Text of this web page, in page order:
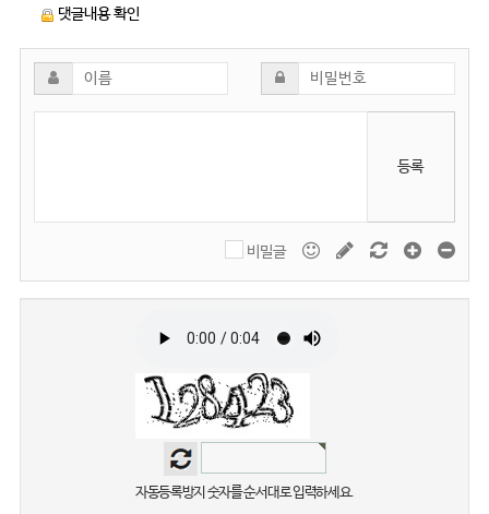
댓글내용 확인
등록
비밀글
자동등록방지 숫자를 순서대로 입력하세요.